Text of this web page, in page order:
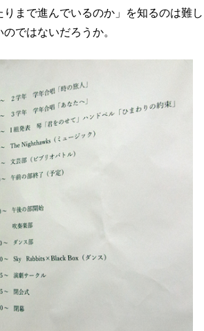
まで進んでいるのか」を知るのは難し
ではないだろうか。